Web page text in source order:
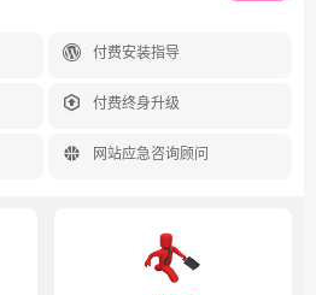
 付费安装指导
 付费终身升级
 网站应急咨询顾问